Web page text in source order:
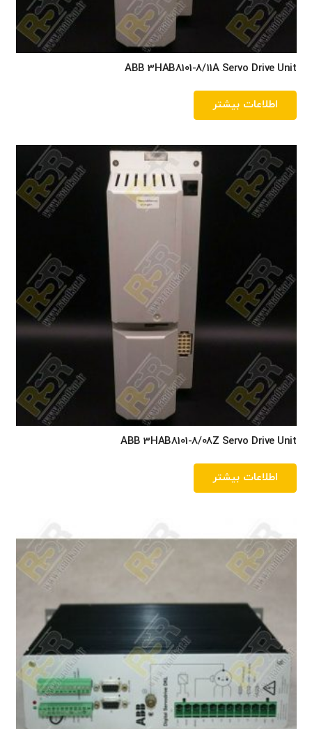
ABB 3HAB8101-8/11A Servo Drive Unit
اطلاعات بیشتر
ABB 3HAB8101-8/08Z Servo Drive Unit
اطلاعات بیشتر